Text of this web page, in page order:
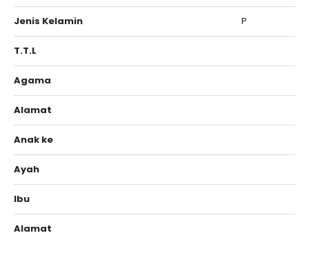
Jenis Kelamin P
T.T.L
Agama
Alamat
Anak ke
Ayah
Ibu
Alamat